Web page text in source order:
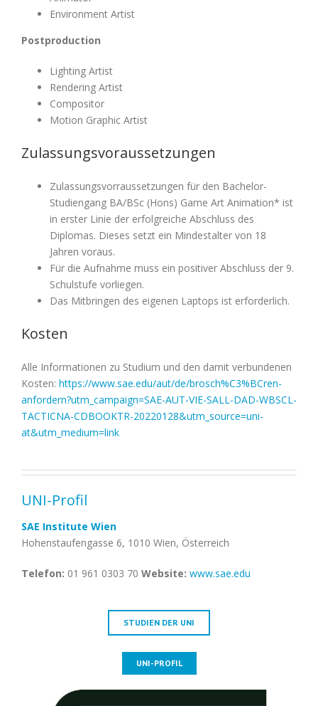
Environment Artist
Postproduction
Lighting Artist
Rendering Artist
Compositor
Motion Graphic Artist
Zulassungsvoraussetzungen
Zulassungsvorraussetzungen für den Bachelor-
Studiengang BA/BSc (Hons) Game Art Animation* ist
in erster Linie der erfolgreiche Abschluss des
Diplomas. Dieses setzt ein Mindestalter von 18
Jahren voraus.
Für die Aufnahme muss ein positiver Abschluss der 9.
Schulstufe vorliegen.
Das Mitbringen des eigenen Laptops ist erforderlich.
Kosten
Alle Informationen zu Studium und den damit verbundenen
Kosten: https://www.sae.edu/aut/de/brosch%C3%BCren-
anfordern?utm_campaign=SAE-AUT-VIE-SALL-DAD-WBSCL-
TACTICNA-CDBOOKTR-20220128&utm_source=uni-
at&utm_medium=link
UNI-Profil
SAE Institute Wien
Hohenstaufengasse 6, 1010 Wien, Österreich
Telefon: 01 961 0303 70 Website: www.sae.edu
STUDIEN DER UNI
UNI-PROFIL